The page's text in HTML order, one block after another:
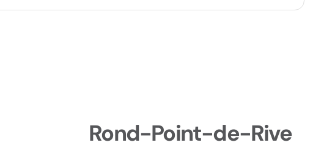
Rond-Point-de-Rive